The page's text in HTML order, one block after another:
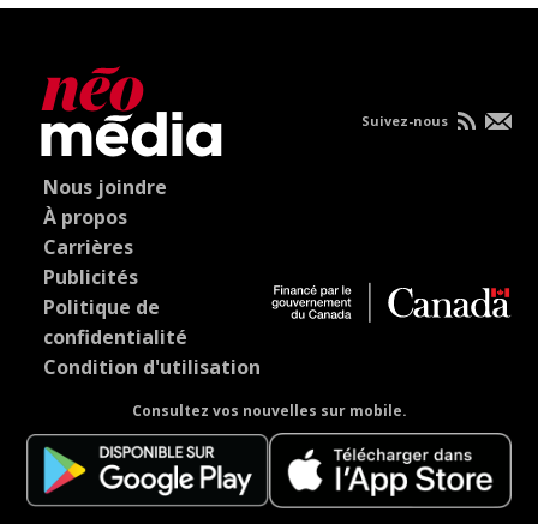
Nous joindre
À propos
Carrières
Publicités
Politique de
confidentialité
Condition d'utilisation
Consultez vos nouvelles sur mobile.
Suivez-nous